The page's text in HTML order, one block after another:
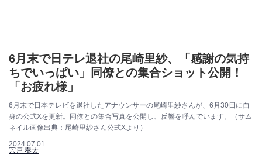
6月末で日テレ退社の尾崎里紗、「感謝の気持
ちでいっぱい」同僚との集合ショット公開！
「お疲れ様」
6月末で日本テレビを退社したアナウンサーの尾崎里紗さんが、6月30日に自
身の公式Xを更新。同僚との集合写真を公開し、反響を呼んでいます。（サム
ネイル画像出典：尾崎里紗さん公式Xより）
2024.07.01
宍戸 奏太